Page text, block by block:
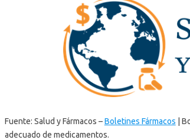
Fuente: Salud y Fármacos –Boletines Fármacos |
adecuado de medicamentos.